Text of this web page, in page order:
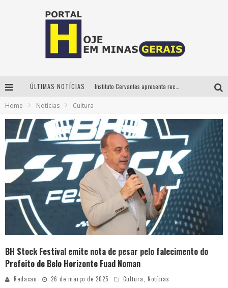
ÚLTIMAS NOTÍCIAS
Home Notícias Cultura
BH Stock Festival emite nota de pesar pelo falecimento do
Prefeito de Belo Horizonte Fuad Noman
Redacao 26 de março de 2025 Cultura, Notícias